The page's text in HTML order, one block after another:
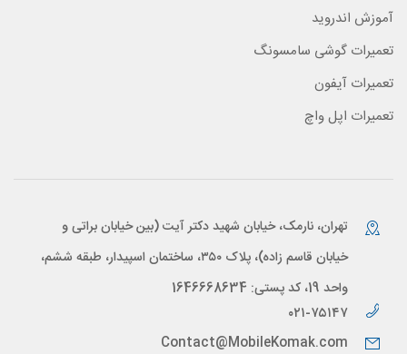
آموزش اندروید
تعمیرات گوشی سامسونگ
تعمیرات آیفون
تعمیرات اپل واچ
تهران، نارمک، خیابان شهید دکتر آیت (بین خیابان براتی و
خیابان قاسم زاده)، پلاک ۳۵۰، ساختمان اسپیدار، طبقه ششم،
واحد 19، کد پستی: 1646668634
۰۲۱-۷۵۱۴۷
Contact@MobileKomak.com